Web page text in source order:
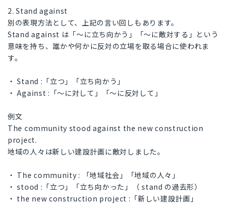
2. Stand against
別の表現方法として、上記の言い回しもあります。
Stand against は「〜に立ち向かう」「〜に敵対する」という
意味を持ち、誰かや何かに反対の立場を取る場合に使われま
す。
・ Stand :「立つ」「立ち向かう」
・ Against :「〜に対して」「〜に反対して」
例文
The community stood against the new construction
project.
地域の人々は新しい建設計画に敵対しました。
・ The community : 「地域社会」「地域の人々」
・ stood :「立つ」「立ち向かった」（ stand の過去形）
・ the new construction project :「新しい建設計画」